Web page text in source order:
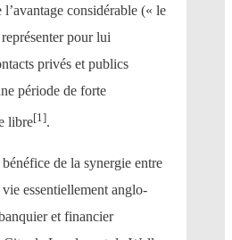
considérable (« le
pour lui
privés et publics
période de forte
libre[1].
de la synergie entre
essentiellement anglo-
et financier